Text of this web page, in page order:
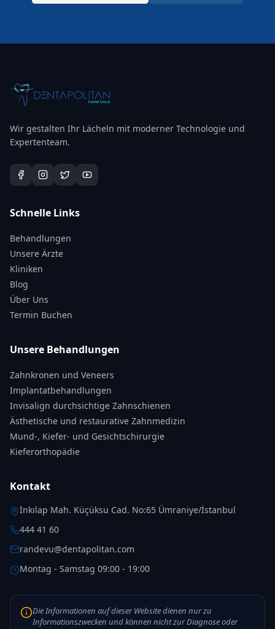
Wir gestalten Ihr Lächeln mit moderner Technologie und
Expertenteam.
Schnelle Links
Behandlungen
Unsere Ärzte
Kliniken
Blog
Über Uns
Termin Buchen
Unsere Behandlungen
Zahnkronen und Veneers
Implantatbehandlungen
Invisalign durchsichtige Zahnschienen
Ästhetische und restaurative Zahnmedizin
Mund-, Kiefer- und Gesichtschirurgie
Kieferorthopädie
Kontakt
İnkılap Mah. Küçüksu Cad. No:65 Ümraniye/İstanbul
444 41 60
randevu@dentapolitan.com
Montag - Samstag 09:00 - 19:00
Die Informationen auf dieser Website dienen nur zu
Informationszwecken und können nicht zur Diagnose oder